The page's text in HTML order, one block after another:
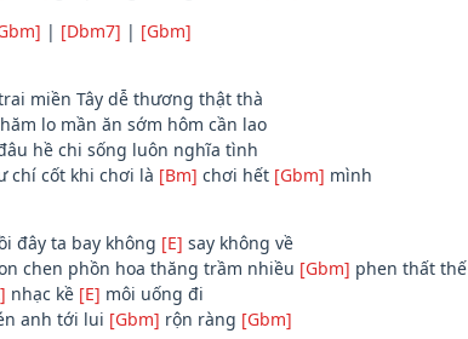
| [Dbm7] | [Gbm]
miền Tây dễ thương thật thà
lo mần ăn sớm hôm cần lao
hề chi sống luôn nghĩa tình
chí cốt khi chơi là [Bm] chơi hết [Gbm] mình
đây ta bay không [E] say không về
chen phồn hoa thăng trầm nhiều [Gbm] phen thất thế
nhạc kề [E] môi uống đi
anh tới lui [Gbm] rộn ràng [Gbm]